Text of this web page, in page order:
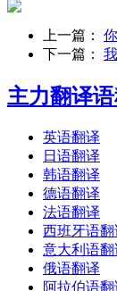
上一篇：
下一篇：
主力翻译
英语翻译
日语翻译
韩语翻译
德语翻译
法语翻译
西班牙语翻
意大利语翻
俄语翻译
阿拉伯语翻